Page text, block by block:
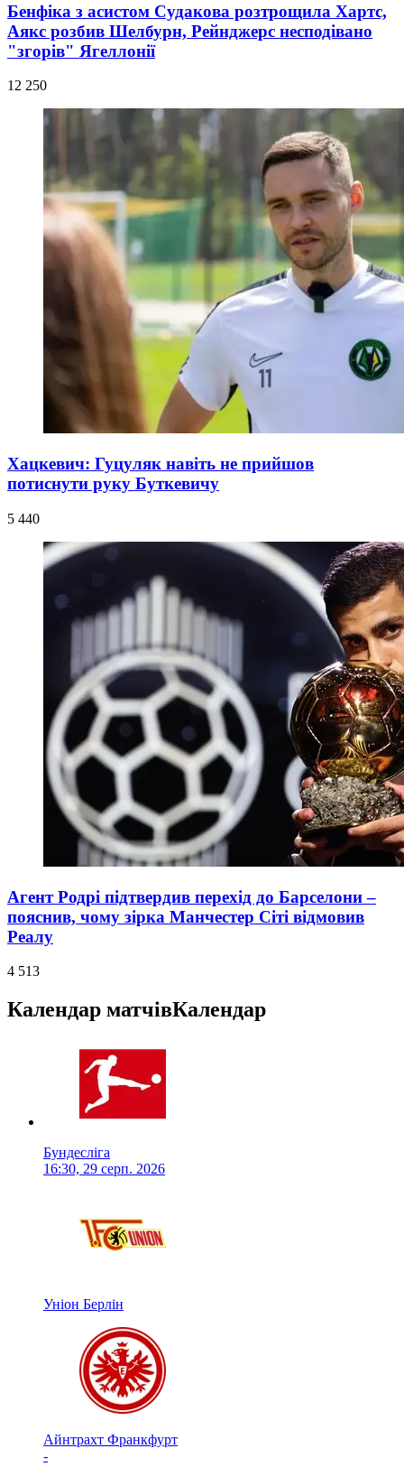
Бенфіка з асистом Судакова розтрощила Хартс,
Аякс розбив Шелбурн, Рейнджерс несподівано
"згорів" Ягеллонії
12 250
Хацкевич: Гуцуляк навіть не прийшов
потиснути руку Буткевичу
5 440
Агент Родрі підтвердив перехід до Барселони –
пояснив, чому зірка Манчестер Сіті відмовив
Реалу
4 513
Календар матчівКалендар
Бундесліга
16:30, 29 серп. 2026
Уніон Берлін
Айнтрахт Франкфурт
-